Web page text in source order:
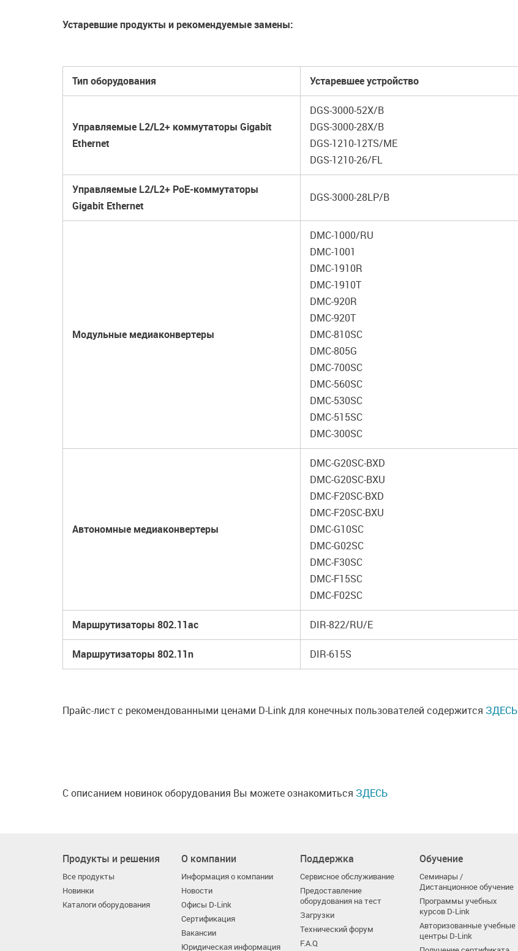
Устаревшие продукты и рекомендуемые замены:
Тип оборудования Устаревшее устройство
Управляемые L2/L2+ коммутаторы Gigabit
Ethernet
DGS-3000-52X/B
DGS-3000-28X/B
DGS-1210-12TS/ME
DGS-1210-26/FL
Управляемые L2/L2+ PoE-коммутаторы
Gigabit Ethernet
DGS-3000-28LP/B
Модульные медиаконвертеры
DMC-1000/RU
DMC-1001
DMC-1910R
DMC-1910T
DMC-920R
DMC-920T
DMC-810SC
DMC-805G
DMC-700SC
DMC-560SC
DMC-530SC
DMC-515SC
DMC-300SC
Автономные медиаконвертеры
DMC-G20SC-BXD
DMC-G20SC-BXU
DMC-F20SC-BXD
DMC-F20SC-BXU
DMC-G10SC
DMC-G02SC
DMC-F30SC
DMC-F15SC
DMC-F02SC
Маршрутизаторы 802.11ac DIR-822/RU/E
Маршрутизаторы 802.11n DIR-615S
Прайс-лист с рекомендованными ценами D-Link для конечных пользователей содержится ЗДЕСЬ
С описанием новинок оборудования Вы можете ознакомиться ЗДЕСЬ
Продукты и решения
Все продукты
Новинки
Каталоги оборудования
О компании
Информация о компании
Новости
Офисы D-Link
Сертификация
Вакансии
Юридическая информация
Поддержка
Сервисное обслуживание
Предоставление
оборудования на тест
Загрузки
Технический форум
F.A.Q
Обучение
Семинары /
Дистанционное обучение
Программы учебных
курсов D-Link
Авторизованные учебные
центры D-Link